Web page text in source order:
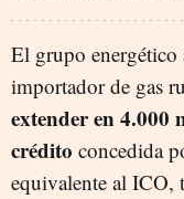
El grupo energético
importador de gas
extender en 4.000
crédito concedida
equivalente al ICO,